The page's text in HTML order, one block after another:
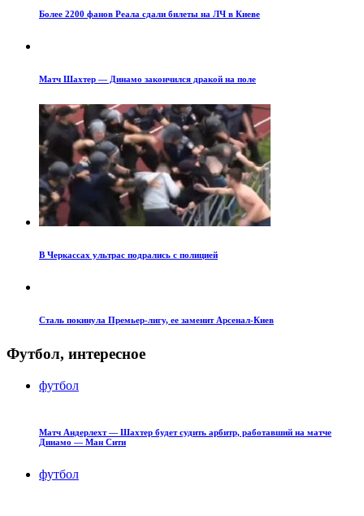
Более 2200 фанов Реала сдали билеты на ЛЧ в Киеве
Матч Шахтер — Динамо закончился дракой на поле
В Черкассах ультрас подрались с полицией
Сталь покинула Премьер-лигу, ее заменит Арсенал-Киев
Футбол, интересное
футбол
Матч Андерлехт — Шахтер будет судить арбитр, работавший на матче
Динамо — Ман Сити
футбол